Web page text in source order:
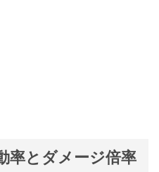
率とダメージ倍率